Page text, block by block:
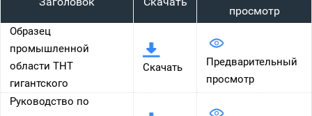
просмотр
Образец
промышленной
области THT
гигантского
Скачать
Предварительный
просмотр
Руководство по